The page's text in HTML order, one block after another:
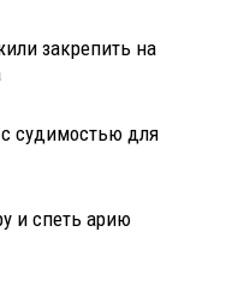
закрепить на
судимостью для
и спеть арию